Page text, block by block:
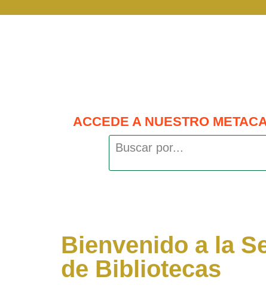
ACCEDE A NUESTRO
Bienvenido a la
de Bibliotecas